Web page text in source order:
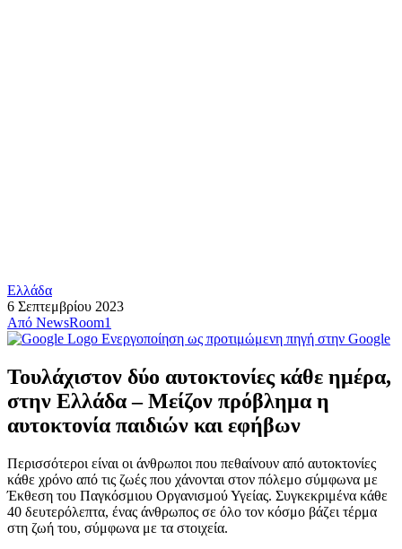
Ελλάδα
6 Σεπτεμβρίου 2023
Από NewsRoom1
Ενεργοποίηση ως προτιμώμενη πηγή στην Google
Τουλάχιστον δύο αυτοκτονίες κάθε ημέρα,
στην Ελλάδα – Μείζον πρόβλημα η
αυτοκτονία παιδιών και εφήβων
Περισσότεροι είναι οι άνθρωποι που πεθαίνουν από αυτοκτονίες
κάθε χρόνο από τις ζωές που χάνονται στον πόλεμο σύμφωνα με
Έκθεση του Παγκόσμιου Οργανισμού Υγείας. Συγκεκριμένα κάθε
40 δευτερόλεπτα, ένας άνθρωπος σε όλο τον κόσμο βάζει τέρμα
στη ζωή του, σύμφωνα με τα στοιχεία.